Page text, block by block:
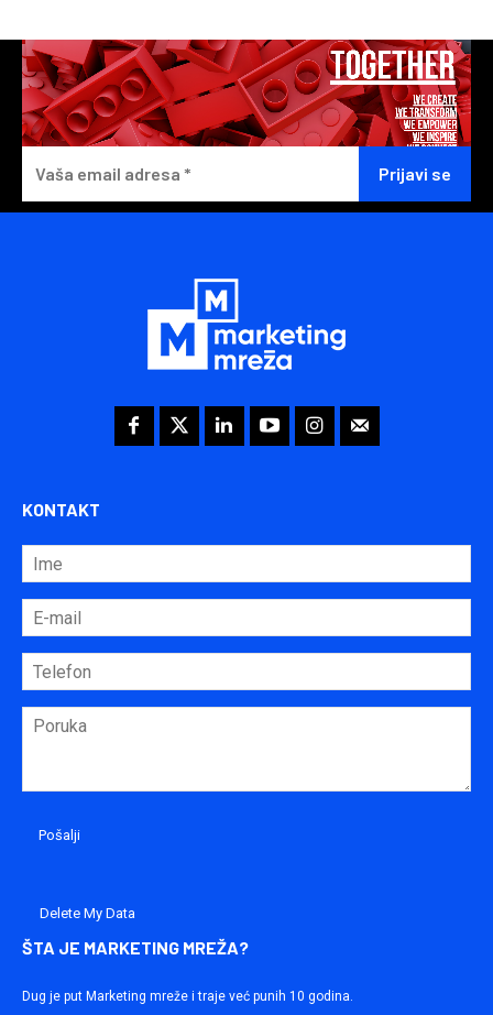
KONTAKT
Delete My Data
ŠTA JE MARKETING MREŽA?
Dug je put Marketing mreže i traje već punih 10 godina.